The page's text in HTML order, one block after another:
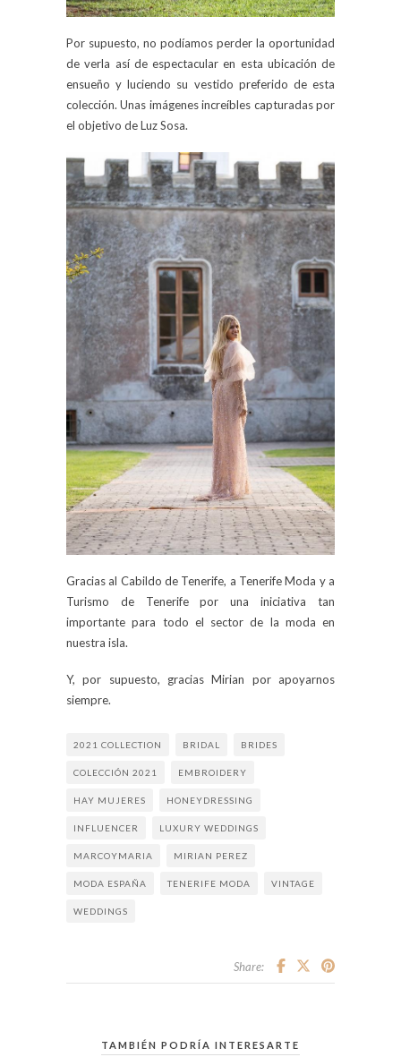
Por supuesto, no podíamos perder la oportunidad
de verla así de espectacular en esta ubicación de
ensueño y luciendo su vestido preferido de esta
colección. Unas imágenes increíbles capturadas por
el objetivo de Luz Sosa.
Gracias al Cabildo de Tenerife, a Tenerife Moda y a
Turismo de Tenerife por una iniciativa tan
importante para todo el sector de la moda en
nuestra isla.
Y, por supuesto, gracias Mirian por apoyarnos
siempre.
2021 COLLECTION BRIDAL BRIDES
COLECCIÓN 2021 EMBROIDERY
HAY MUJERES HONEYDRESSING
INFLUENCER LUXURY WEDDINGS
MARCOYMARIA MIRIAN PEREZ
MODA ESPAÑA TENERIFE MODA VINTAGE
WEDDINGS
Share:
TAMBIÉN PODRÍA INTERESARTE